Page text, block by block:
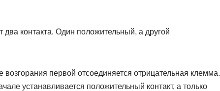
контакта. Один положительный, а другой
первой отсоединяется отрицательная клемма.
устанавливается положительный контакт, а только